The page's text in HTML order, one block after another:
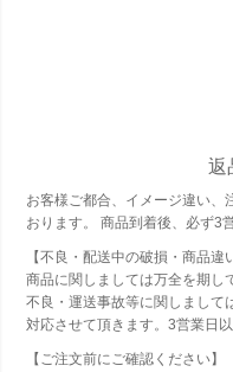
返
お客様ご都合、イメージ違い、
おります。 商品到着後、必ず3
【不良・配送中の破損・商品違
商品に関しましては万全を期し
不良・運送事故等に関しまして
対応させて頂きます。3営業日
【ご注文前にご確認ください】